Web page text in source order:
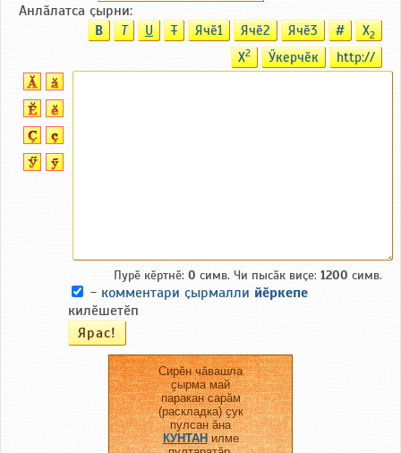
Анлӑлатса ҫырни:
B T U T Ячӗ1 Ячӗ2 Ячӗ3 # X2
X2 Ӳкерчӗк http://
Пурӗ кӗртнӗ: 0 симв. Чи пысӑк виҫе: 1200 симв.
- комментари ҫырмалли йӗркепе
килӗшетӗп
Сирӗн чӑвашла
ҫырма май
паракан сарӑм
(раскладка) ҫук
пулсан ӑна
КУНТАНилме